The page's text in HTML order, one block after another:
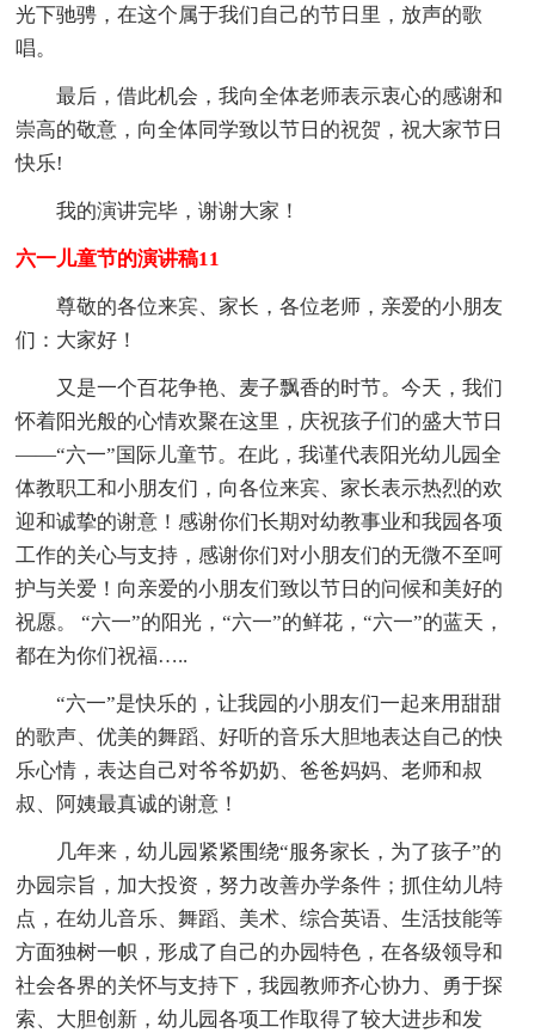
光下驰骋，在这个属于我们自己的节日里，放声的歌
唱。
最后，借此机会，我向全体老师表示衷心的感谢和
崇高的敬意，向全体同学致以节日的祝贺，祝大家节日
快乐!
我的演讲完毕，谢谢大家！
六一儿童节的演讲稿11
尊敬的各位来宾、家长，各位老师，亲爱的小朋友
们：大家好！
又是一个百花争艳、麦子飘香的时节。今天，我们
怀着阳光般的心情欢聚在这里，庆祝孩子们的盛大节日
——“六一”国际儿童节。在此，我谨代表阳光幼儿园全
体教职工和小朋友们，向各位来宾、家长表示热烈的欢
迎和诚挚的谢意！感谢你们长期对幼教事业和我园各项
工作的关心与支持，感谢你们对小朋友们的无微不至呵
护与关爱！向亲爱的小朋友们致以节日的问候和美好的
祝愿。 “六一”的阳光，“六一”的鲜花，“六一”的蓝天，
都在为你们祝福…..
“六一”是快乐的，让我园的小朋友们一起来用甜甜
的歌声、优美的舞蹈、好听的音乐大胆地表达自己的快
乐心情，表达自己对爷爷奶奶、爸爸妈妈、老师和叔
叔、阿姨最真诚的谢意！
几年来，幼儿园紧紧围绕“服务家长，为了孩子”的
办园宗旨，加大投资，努力改善办学条件；抓住幼儿特
点，在幼儿音乐、舞蹈、美术、综合英语、生活技能等
方面独树一帜，形成了自己的办园特色，在各级领导和
社会各界的关怀与支持下，我园教师齐心协力、勇于探
索、大胆创新，幼儿园各项工作取得了较大进步和发